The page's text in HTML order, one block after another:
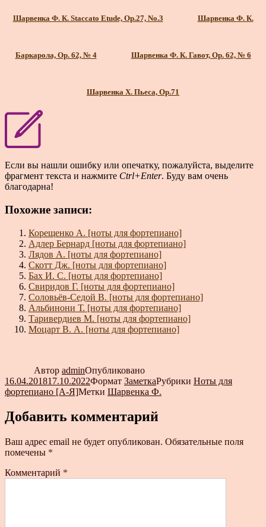
Шарвенка Ф. К. Staccato Etude, Op.27, No.3 Шарвенка Ф. К.
Баркарола, Ор. 62, № 4 Шарвенка Ф. К. Гавот, Ор. 62, № 6
Шарвенка Х. Пьеса, Ор.71
Если вы нашли ошибку или опечатку, пожалуйста, выделите
фрагмент текста и нажмите Ctrl+Enter. Буду вам очень
благодарна!
Похожие записи:
Корещенко А. [ноты для фортепиано]
Адлер Бернард [ноты для фортепиано]
Лядов А. [ноты для фортепиано]
Скотт Дж. [ноты для фортепиано]
Бах И. С. [ноты для фортепиано]
Свиридов Г. [ноты для фортепиано]
Соловьёв-Седой В. [ноты для фортепиано]
Альбинони Т. [ноты для фортепиано]
Таривердиев М. [ноты для фортепиано]
Моцарт В. А. [ноты для фортепиано]
Автор adminОпубликовано
16.04.201817.10.2022Формат ЗаметкаРубрики Ноты для
фортепиано [А-Я]Метки Шарвенка Ф.
Добавить комментарий
Ваш адрес email не будет опубликован. Обязательные поля
помечены *
Комментарий *